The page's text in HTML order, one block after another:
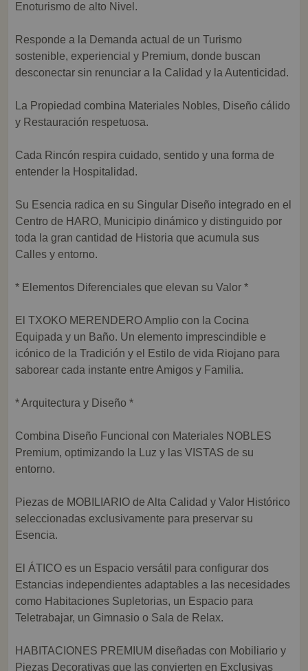
Enoturismo de alto Nivel.
Responde a la Demanda actual de un Turismo
sostenible, experiencial y Premium, donde buscan
desconectar sin renunciar a la Calidad y la Autenticidad.
La Propiedad combina Materiales Nobles, Diseño cálido
y Restauración respetuosa.
Cada Rincón respira cuidado, sentido y una forma de
entender la Hospitalidad.
Su Esencia radica en su Singular Diseño integrado en el
Centro de HARO, Municipio dinámico y distinguido por
toda la gran cantidad de Historia que acumula sus
Calles y entorno.
* Elementos Diferenciales que elevan su Valor *
El TXOKO MERENDERO Amplio con la Cocina
Equipada y un Baño. Un elemento imprescindible e
icónico de la Tradición y el Estilo de vida Riojano para
saborear cada instante entre Amigos y Familia.
* Arquitectura y Diseño *
Combina Diseño Funcional con Materiales NOBLES
Premium, optimizando la Luz y las VISTAS de su
entorno.
Piezas de MOBILIARIO de Alta Calidad y Valor Histórico
seleccionadas exclusivamente para preservar su
Esencia.
El ÁTICO es un Espacio versátil para configurar dos
Estancias independientes adaptables a las necesidades
como Habitaciones Supletorias, un Espacio para
Teletrabajar, un Gimnasio o Sala de Relax.
HABITACIONES PREMIUM diseñadas con Mobiliario y
Piezas Decorativas que las convierten en Exclusivas